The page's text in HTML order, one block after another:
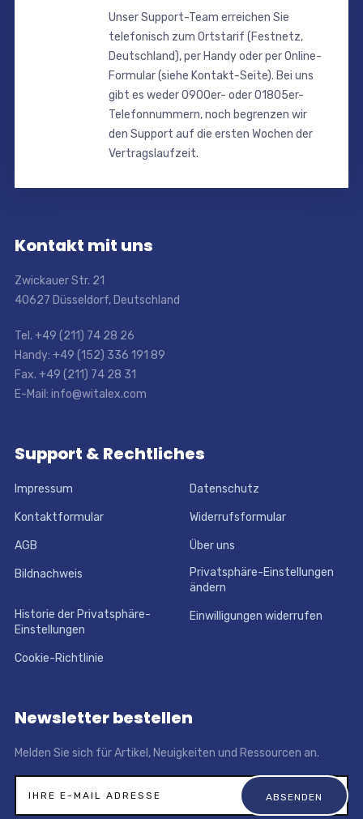
Unser Support-Team erreichen Sie
telefonisch zum Ortstarif (Festnetz,
Deutschland), per Handy oder per Online-
Formular (siehe Kontakt-Seite). Bei uns
gibt es weder 0900er- oder 01805er-
Telefonnummern, noch begrenzen wir
den Support auf die ersten Wochen der
Vertragslaufzeit.
Kontakt mit uns
Zwickauer Str. 21
40627 Düsseldorf, Deutschland
Tel. +49 (211) 74 28 26
Handy: +49 (152) 336 191 89
Fax. +49 (211) 74 28 31
E-Mail: info@witalex.com
Support & Rechtliches
Impressum Datenschutz
Kontaktformular Widerrufsformular
AGB Über uns
Bildnachweis
Privatsphäre-Einstellungen
ändern
Historie der Privatsphäre-
Einstellungen
Einwilligungen widerrufen
Cookie-Richtlinie
Newsletter bestellen
Melden Sie sich für Artikel, Neuigkeiten und Ressourcen an.